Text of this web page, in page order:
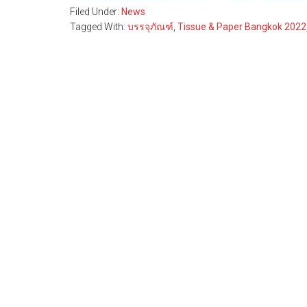
Filed Under: News
Tagged With: บรรจุภัณฑ์ Tissue & Paper Bangkok 2022